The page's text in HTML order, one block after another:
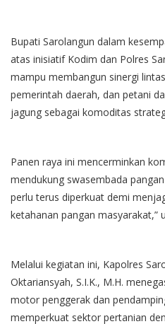
Bupati Sarolangun dalam
atas inisiatif Kodim dan Polres
mampu membangun sinergi
pemerintah daerah, dan petani
jagung sebagai komoditas
Panen raya ini mencerminkan
mendukung swasembada
perlu terus diperkuat demi
ketahanan pangan masyarakat,”
Melalui kegiatan ini, Kapolres
Oktariansyah, S.I.K., M.H.
motor penggerak dan
memperkuat sektor pertanian